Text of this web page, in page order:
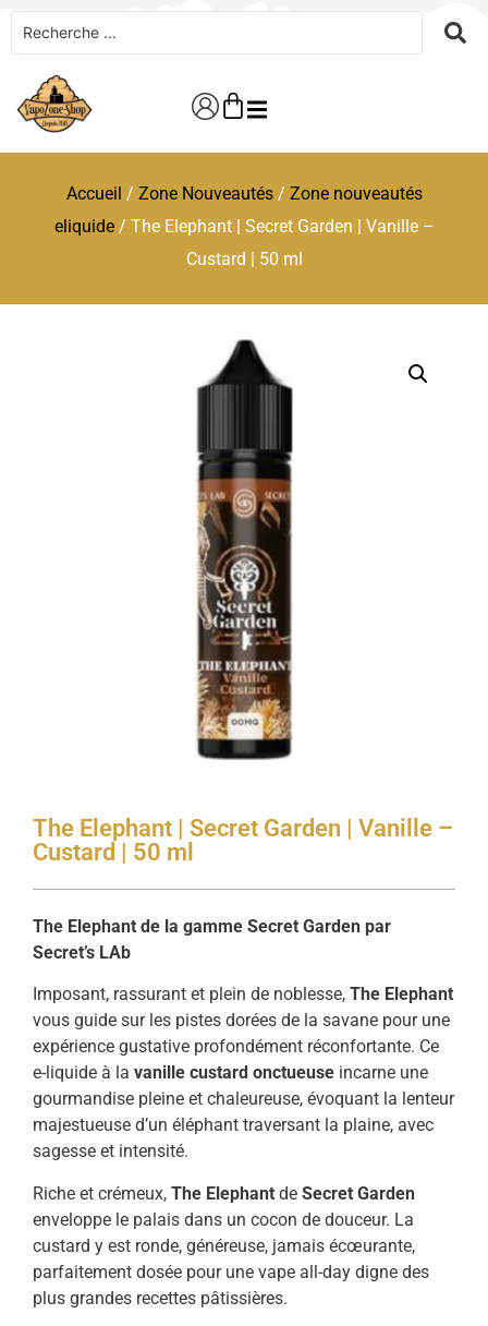
Accueil / Zone Nouveautés/ Zone nouveautés
eliquide/ The Elephant | Secret Garden | Vanille –
Custard | 50 ml
The Elephant | Secret Garden | Vanille –
Custard | 50 ml
The Elephant de la gamme Secret Garden par
Secret’s LAb
Imposant, rassurant et plein de noblesse, The Elephant
vous guide sur les pistes dorées de la savane pour une
expérience gustative profondément réconfortante. Ce
e-liquide à la vanille custard onctueuse incarne une
gourmandise pleine et chaleureuse, évoquant la lenteur
majestueuse d’un éléphant traversant la plaine, avec
sagesse et intensité.
Riche et crémeux, The Elephant de Secret Garden
enveloppe le palais dans un cocon de douceur. La
custard y est ronde, généreuse, jamais écœurante,
parfaitement dosée pour une vape all-day digne des
plus grandes recettes pâtissières.